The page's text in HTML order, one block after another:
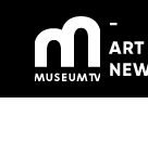
contenu